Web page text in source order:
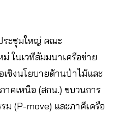
ระชุมใหญ่ คณะ
ในเวทีสัมมนาเครือข่าย
ชิงนโยบายด้านป่าไม้และ
คเหนือ (สกน.) ขบวนการ
ม (P-move) และภาคีเครือ